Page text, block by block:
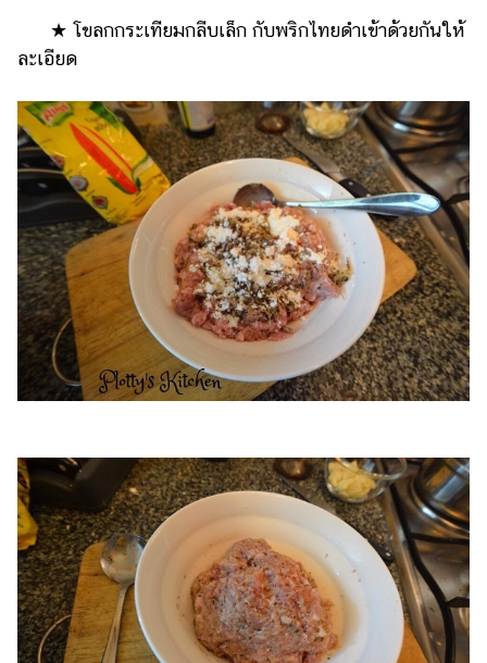
★ โขลกกระเทียมกลีบเล็ก กับพริกไทยดำเข้าด้วยกันให้
ละเอียด